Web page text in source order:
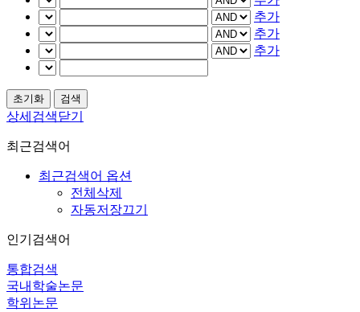
추가
추가
추가
상세검색닫기
최근검색어
최근검색어 옵션
전체삭제
자동저장끄기
인기검색어
통합검색
국내학술논문
학위논문